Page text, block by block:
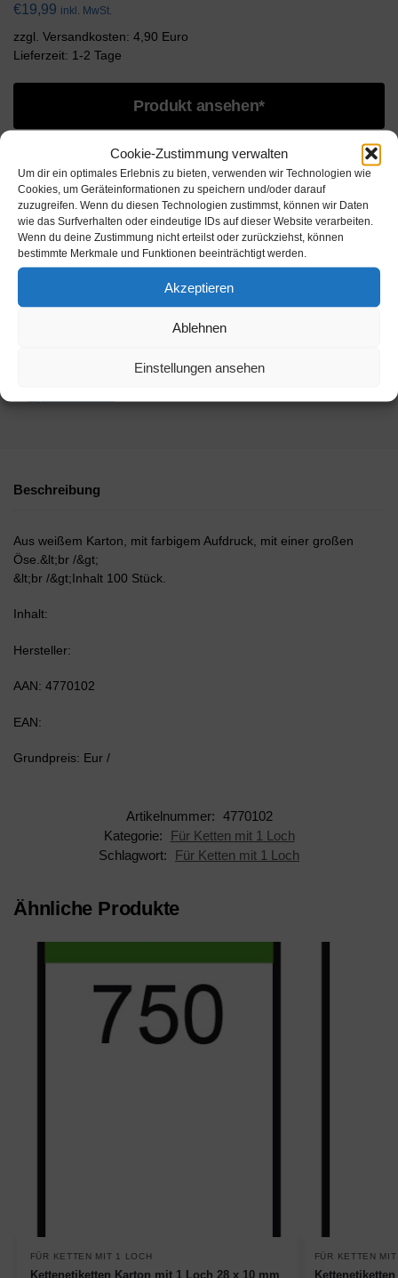
Cookie-Zustimmung verwalten
Um dir ein optimales Erlebnis zu bieten, verwenden wir Technologien wie
Cookies, um Geräteinformationen zu speichern und/oder darauf
zuzugreifen. Wenn du diesen Technologien zustimmst, können wir Daten
wie das Surfverhalten oder eindeutige IDs auf dieser Website verarbeiten.
Wenn du deine Zustimmung nicht erteilst oder zurückziehst, können
bestimmte Merkmale und Funktionen beeinträchtigt werden.
Akzeptieren
Ablehnen
Einstellungen ansehen
€19,99 inkl. MwSt.
zzgl. Versandkosten: 4,90 Euro
Lieferzeit: 1-2 Tage
Produkt ansehen*
Werbung
Werbung
Beschreibung
Aus weißem Karton, mit farbigem Aufdruck, mit einer großen
Öse.&lt;br /&gt;
&lt;br /&gt;Inhalt 100 Stück.
Inhalt:
Hersteller:
AAN: 4770102
EAN:
Grundpreis: Eur /
Artikelnummer: 4770102
Kategorie:
Für Ketten mit 1 Loch
Schlagwort:
Für Ketten mit 1 Loch
Ähnliche Produkte
FÜR KETTEN MIT 1 LOCH
Kettenetiketten Karton mit 1 Loch 28 x 10 mm
FÜR KETTEN